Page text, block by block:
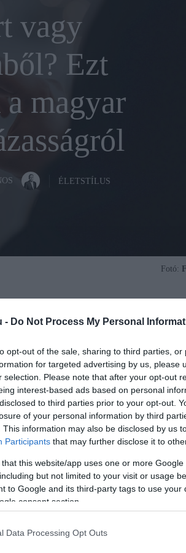
- Do Not Process My Personal
opt-out of the sale, sharing to third parties,
for targeted advertising by us, please
selection. Please note that after your opt-out
interest-based ads based on personal
to third parties prior to your opt-out.
of your personal information by third
This information may also be disclosed by us
Participants that may further disclose it to
that this website/app uses one or more
but not limited to your visit or usage
to Google and its third-party tags to use
consent section.
Data Processing Opt Outs
vagy
Ezt
magyar
ÉLETSTÍLUS
Fotó:
azért, hogy
OTP Bank megbízásából
közül az első lépésekhez
államilag támogatott hitelt.